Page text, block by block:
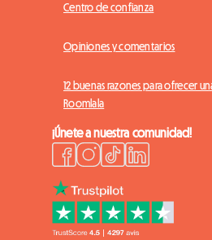
Centro de confianza
Opiniones y comentarios
12 buenas razones para ofrecer
Roomlala
¡Únete a nuestra comunidad!